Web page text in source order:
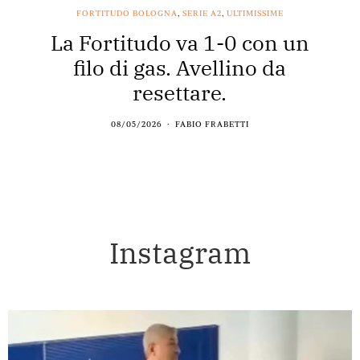
FORTITUDO BOLOGNA, SERIE A2, ULTIMISSIME
La Fortitudo va 1-0 con un
filo di gas. Avellino da
resettare.
08/05/2026 FABIO FRABETTI
Instagram